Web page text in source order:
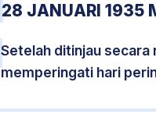
28 JANUARI 1935
Setelah ditinjau
memperingati hari